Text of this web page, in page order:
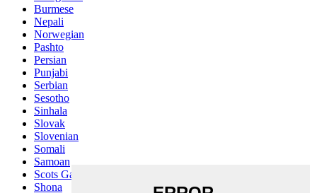
Burmese
Nepali
Norwegian
Pashto
Persian
Punjabi
Serbian
Sesotho
Sinhala
Slovak
Slovenian
Somali
Samoan
Scots Gaelic
Shona